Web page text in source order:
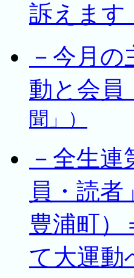
訴えま
－今月
動と会
聞」）
－全生
員・読
豊浦町）
て大運動